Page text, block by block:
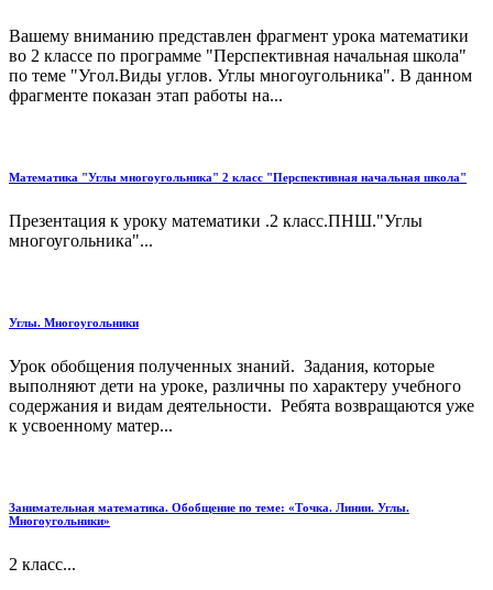
Вашему вниманию представлен фрагмент урока математики
во 2 классе по программе "Перспективная начальная школа"
по теме "Угол.Виды углов. Углы многоугольника". В данном
фрагменте показан этап работы на...
Математика "Углы многоугольника" 2 класс "Перспективная начальная школа"
Презентация к уроку математики .2 класс.ПНШ."Углы
многоугольника"...
Углы. Многоугольники
Урок обобщения полученных знаний. Задания, которые
выполняют дети на уроке, различны по характеру учебного
содержания и видам деятельности. Ребята возвращаются уже
к усвоенному матер...
Занимательная математика. Обобщение по теме: «Точка. Линии. Углы.
Многоугольники»
2 класс...